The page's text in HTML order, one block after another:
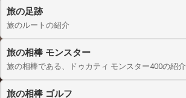
旅の足跡
旅のルートの紹介
旅の相棒 モンスター
旅の相棒である、ドゥカティ モンスター400の紹介
旅の相棒 ゴルフ